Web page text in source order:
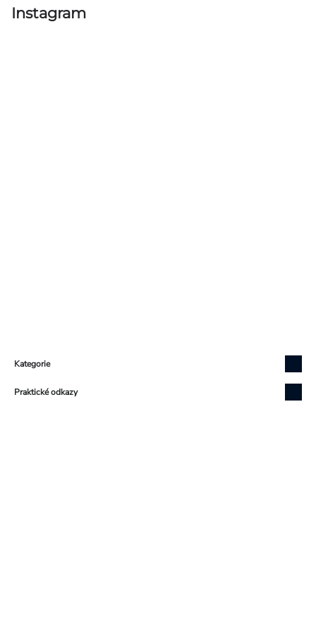
Instagram
Kategorie
Praktické odkazy